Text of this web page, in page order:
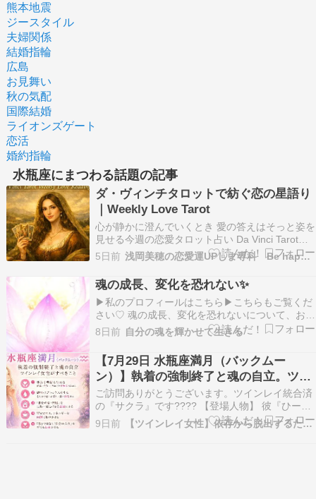
熊本地震
ジースタイル
夫婦関係
結婚指輪
広島
お見舞い
秋の気配
国際結婚
ライオンズゲート
恋活
婚約指輪
水瓶座にまつわる話題の記事
ダ・ヴィンチタロットで紡ぐ恋の星語り
｜Weekly Love Tarot
心が静かに澄んでいくとき 愛の答えはそっと姿を
見せる今週の恋愛タロット占い Da Vinci Tarot
Weekly Love Reading 8月3日〜8月9日 ????１牡
羊座動き出した気配が、あなたの恋を静かに押し
上げ、望む方向へ導いていく。????２牡牛座終わ
りの影に…
5日前 浅岡美穂の恋愛運UPしま専科 Be happy tog…
魂の成長、変化を恐れない✨
▶︎私のプロフィールはこちら▶︎こちらもご覧くだ
さい♡ 魂の成長、変化を恐れないについて、お伝
えします！​こんにちは✨Lisaですいろいろ試行錯
誤中ですがそんな様子もまるっと書いていこうと
思います！マヤ暦の新年が過ぎ水瓶座満月????を
迎えライオンズゲート????真っ只中どどど…
8日前 自分の魂を輝かせて生きる
【7月29日 水瓶座満月（バックムー
ン）】執着の強制終了と魂の自立。ツイ
ンレイ女性がすべきこと
ご訪問ありがとうございます。ツインレイ統合済
の『サクラ』です???? 【登場人物】 彼『ひーく
ん』（60代・既婚）出会ってから今まで、常にチ
ェイサー私『サクラ』（50代・既婚）たまに逃げ
9日前 【ツインレイ女性】依存から脱出するために必要なこと